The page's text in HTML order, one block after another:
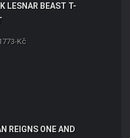
LESNAR BEAST T-
Kč
REIGNS ONE AND